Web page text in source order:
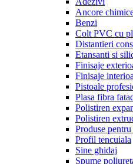
Ancore
Benzi
Colt PVC cu
Distantieri
Etansanti si
Finisaje
Finisaje
Pistoale
Plasa fibra
Polistiren
Polistiren
Produse
Profil tencuiala
Sine ghidaj
Spume